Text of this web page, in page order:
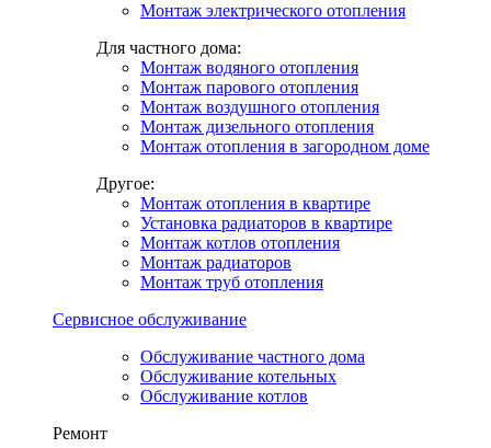
Монтаж электрического отопления
Для частного дома:
Монтаж водяного отопления
Монтаж парового отопления
Монтаж воздушного отопления
Монтаж дизельного отопления
Монтаж отопления в загородном доме
Другое:
Монтаж отопления в квартире
Установка радиаторов в квартире
Монтаж котлов отопления
Монтаж радиаторов
Монтаж труб отопления
Сервисное обслуживание
Обслуживание частного дома
Обслуживание котельных
Обслуживание котлов
Ремонт